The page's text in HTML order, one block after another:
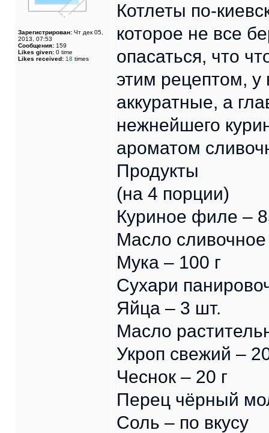
Зарегистрирован: Чт дек 05,
2013, 07:53
Сообщения: 159
Likes given: 0 time
Likes received: 18 times
Котлеты по-
которое не все
опасаться, что
этим рецептом, у
аккуратные, а
нежнейшего
ароматом
Продукты
(на 4 порции)
Куриное филе –
Масло сливочное
Мука – 100 г
Сухари
Яйца – 3 шт.
Масло
Укроп свежий –
Чеснок – 20 г
Перец чёрный
Соль – по вкусу